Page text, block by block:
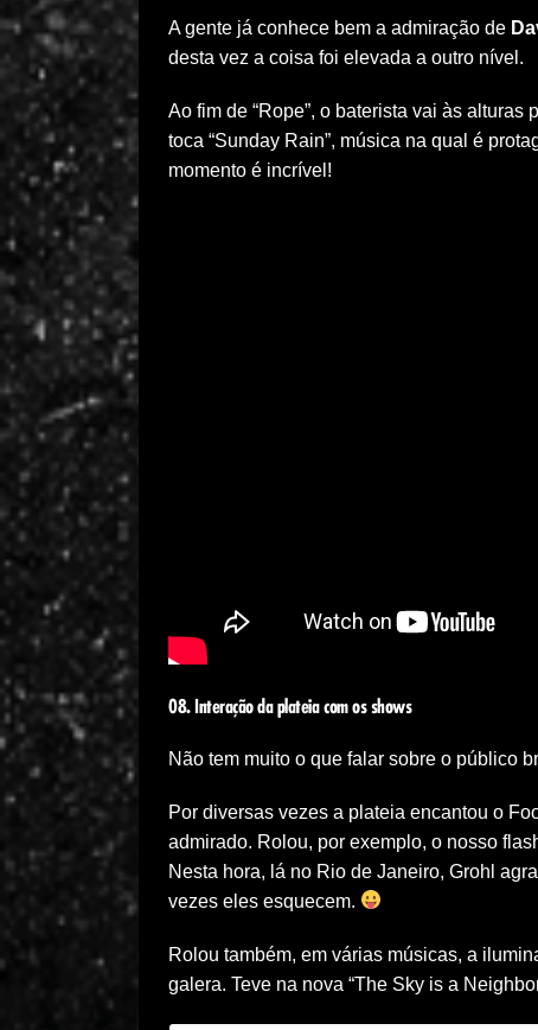
A gente já conhece bem a admiração de
desta vez a coisa foi elevada a outro nível.
Ao fim de “Rope”, o baterista vai às
toca “Sunday Rain”, música na qual é
momento é incrível!
08. Interação da plateia com os shows
Não tem muito o que falar sobre o público
Por diversas vezes a plateia encantou o
admirado. Rolou, por exemplo, o nosso
Nesta hora, lá no Rio de Janeiro, Grohl
vezes eles esquecem.
Rolou também, em várias músicas, a
galera. Teve na nova “The Sky is a